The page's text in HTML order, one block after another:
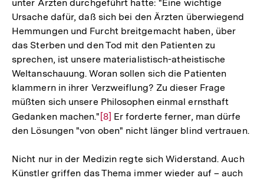
unter Ärzten durchgeführt hatte: "Eine wichtige
Ursache dafür, daß sich bei den Ärzten überwiegend
Hemmungen und Furcht breitgemacht haben, über
das Sterben und den Tod mit den Patienten zu
sprechen, ist unsere materialistisch-atheistische
Weltanschauung. Woran sollen sich die Patienten
klammern in ihrer Verzweiflung? Zu dieser Frage
müßten sich unsere Philosophen einmal ernsthaft
Gedanken machen." Zur
Auflösung
Fußnote
[8] Er forderte ferner, man dürfe
den Lösungen "von oben" nicht länger blind vertrauen.
Nicht nur in der Medizin regte sich Widerstand. Auch
Künstler griffen das Thema immer wieder auf – auch